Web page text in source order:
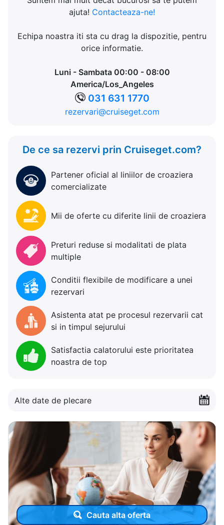
ajuta! Contacteaza-ne!
Echipa noastra iti sta cu drag la dispozitie, pentru
orice informatie.
Luni - Sambata 00:00 - 08:00
America/Los_Angeles
031 631 1770
rezervari@cruiseget.com
De ce sa rezervi prin Cruiseget.com?
Partener oficial al liniilor de croaziera
comercializate
Mii de oferte cu diferite linii de croaziera
Preturi reduse si modalitati de plata
multiple
Conditii flexibile de modificare a unei
rezervari
Asistenta atat pe procesul rezervarii cat
si in timpul sejurului
Satisfactia calatorului este prioritatea
noastra de top
Alte date de plecare
Cauta alta oferta